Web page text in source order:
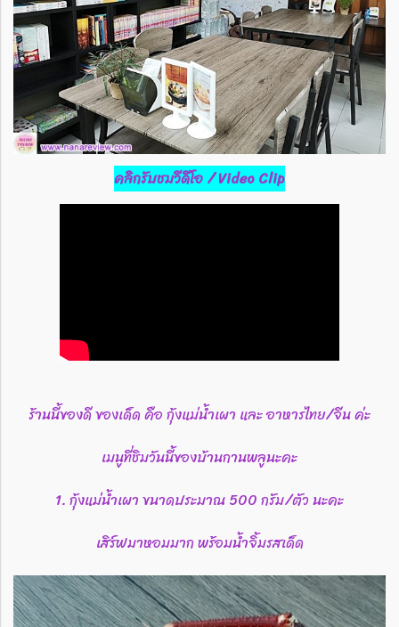
คลิกรับชมวีดีโอ / Video Clip
ร้านนี้ของดี ของเด็ด คือ กุ้งแม่น้ำเผา และ อาหารไทย/จีน ค่ะ
เมนูที่ชิมวันนี้ของบ้านกานพลูนะคะ
1. กุ้งแม่น้ำเผา ขนาดประมาณ 500 กรัม/ตัว นะคะ
เสิร์ฟมาหอมมาก พร้อมน้ำจิ้มรสเด็ด